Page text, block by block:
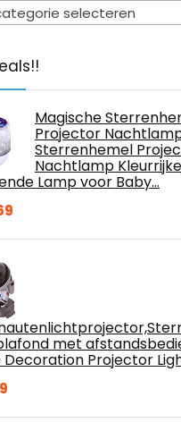
selecteren
Magische
Projector
Sterrenhemel
Nachtlamp Kleurrijke
Lamp voor Baby…
met
Decoration Projector